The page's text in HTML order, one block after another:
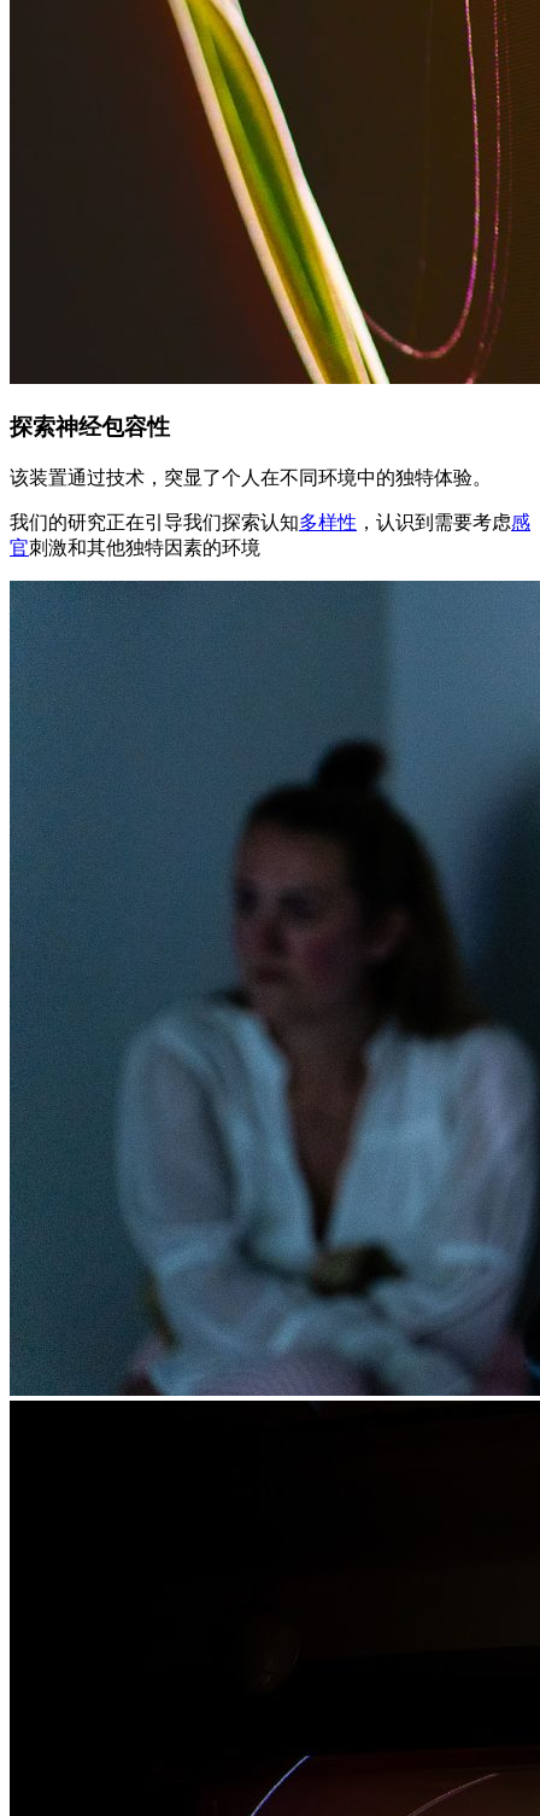
探索神经包容性
该装置通过技术，突显了个人在不同环境中的独特体验。
我们的研究正在引导我们探索认知多样性 ，认识到需要考虑感
官刺激和其他独特因素的环境